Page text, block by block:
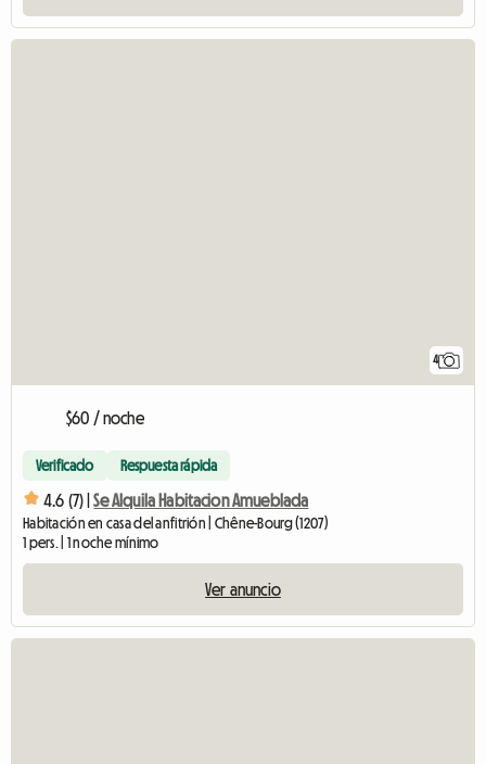
4
$60 / noche
Verificado Respuesta rápida
4.6 (7) | Se Alquila Habitacion Amueblada
Habitación en casa del anfitrión | Chêne-Bourg (1207)
1 pers. | 1 noche mínimo
Ver anuncio